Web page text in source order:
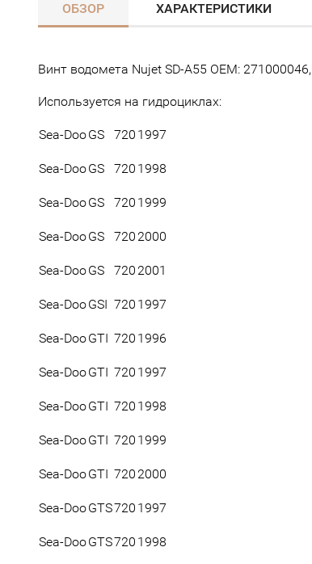
ОБЗОР ХАРАКТЕРИСТИКИ
Винт водомета Nujet SD-A55 OEM: 271000046,
Используется на гидроциклах:
Sea-DooGS 720 1997
Sea-DooGS 720 1998
Sea-DooGS 720 1999
Sea-DooGS 720 2000
Sea-DooGS 720 2001
Sea-DooGSI 720 1997
Sea-DooGTI 720 1996
Sea-DooGTI 720 1997
Sea-DooGTI 720 1998
Sea-DooGTI 720 1999
Sea-DooGTI 720 2000
Sea-DooGTS720 1997
Sea-DooGTS720 1998